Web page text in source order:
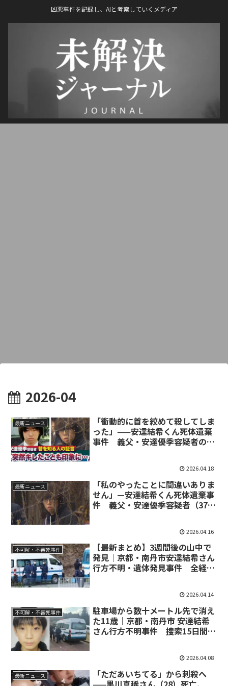
凶悪事件を記録し、AIと考察していくメディア
2026-04
最新ニュース
「衝動的に首を絞めて殺してしま
った」——安達結希くん死体遺棄
事件 義父・安達優季容疑者の全
2026.04.18
最新ニュース
「私のやったことに間違いありま
せん」—安達結希くん死体遺棄事
件 義父・安達優季容疑者（37）
2026.04.16
不可解・不審死事件
【最新まとめ】3週間後の山中で
発見｜京都・南丹市安達結希さん
行方不明・遺体発見事件 全経緯
2026.04.14
不可解・不審死事件
駐車場から数十メートル先で消え
た11歳｜京都・南丹市 安達結希
さん行方不明事件 捜索15日間の
2026.04.08
最新ニュース
「ただあいちてる」から刺殺へ